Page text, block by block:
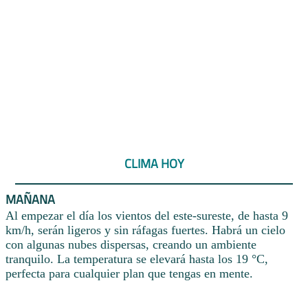
CLIMA HOY
MAÑANA
Al empezar el día los vientos del este-sureste, de hasta 9
km/h, serán ligeros y sin ráfagas fuertes. Habrá un cielo
con algunas nubes dispersas, creando un ambiente
tranquilo. La temperatura se elevará hasta los 19 °C,
perfecta para cualquier plan que tengas en mente.